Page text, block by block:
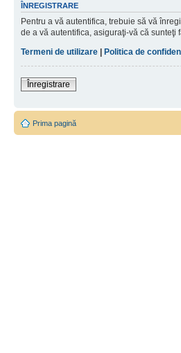
ÎNREGISTRARE
Pentru a vă autentifica, trebuie să vă
de a vă autentifica, asiguraţi-vă că
Termeni de utilizare
Politica de
Înregistrare
Prima pagină